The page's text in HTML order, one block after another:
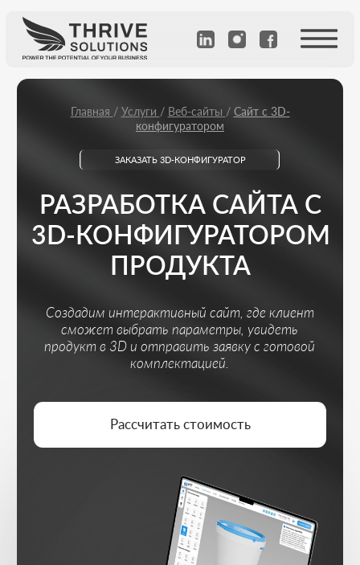
РАЗРАБОТКА САЙТА С
3D-КОНФИГУРАТОРОМ
ПРОДУКТА
Создадим интерактивный сайт, где клиент
сможет выбрать параметры, увидеть
продукт в 3D и отправить заявку с готовой
комплектацией.
ЗАКАЗАТЬ 3D-КОНФИГУРАТОР
Главная/Услуги/Веб-сайты /Сайт с 3D-
ЛОГИКА КОНФИГУРАЦИИ